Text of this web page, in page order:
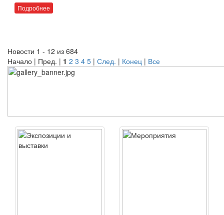
Подробнее
Новости 1 - 12 из 684
Начало | Пред. | 1 2 3 4 5 | След. | Конец | Все